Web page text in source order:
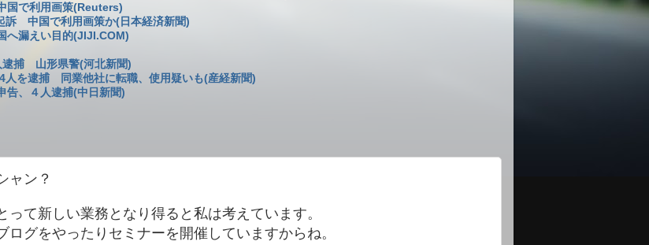
国で利用画策(Reuters)
訴 中国で利用画策か(日本経済新聞)
へ漏えい目的(JIJI.COM)
逮捕 山形県警(河北新聞)
を逮捕 同業他社に転職、使用疑いも(産経新聞)
告、４人逮捕(中日新聞)
ャン？
て新しい業務となり得ると私は考えています。
グをやったりセミナーを開催していますからね。